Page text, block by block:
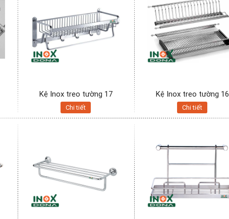
Kệ Inox treo tường 17
Chi tiết
Kệ Inox treo tường 16
Chi tiết